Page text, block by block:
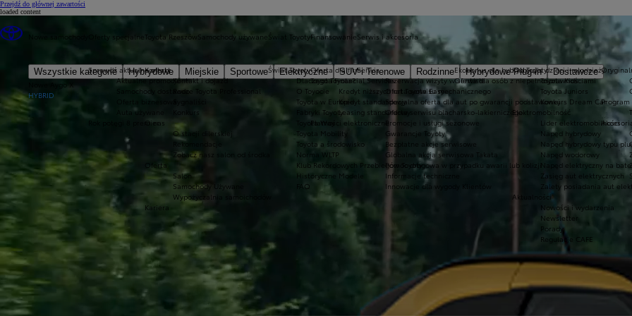
Przejdź do głównej zawartości
Nowe samochody
Wszystkie kategorie Hybrydowe Miejskie Sportowe Elektryczne SUV i Terenowe Rodzinne Hybrydowe Plug-in
Dostawcze
Nowe Aygo X
HYBRID
Oferty specjalne
Sprawdź aktualne oferty
Aktualne promocje
Samochody dostawcze Toyota Professional
Oferta biznesowa
Auta używane
Rok potęgi 8 premier
Ekobonus dla hybryd Toyoty
Oferta dla osób z niepełnosprawnościami
Toyota Rzeszów
Kontakt
Kontakt i dojazd
Rodo
O nas
O stacji dilerskiej
Rekomendacje
Zobacz nasz salon od środka
Oferta
Salon
Samochody Używane
Wypożyczalnia samoichodów
Kariera
Samochody używane Świat Toyoty
Świat Toyoty
Dlaczego Toyota?
O Toyocie
Toyota w Europie
Fabryki Toyoty
Toyota Way
Toyota Mobility
Toyota a środowisko
Norma WLTP
Klub Rekordowych Przebiegów Toyoty
Historyczne Modele
FAQ
Kluby dla dzieci i młodzieży
Toyota Kids
Toyota Juniors
Konkurs Dream Car
Elektromobilność
Lider elektromobilności
Napęd hybrydowy
Napęd hybrydowy typu
Napęd wodorowy
Napęd elektryczny na
Zasięg aut elektrycznych
Zalety posiadania aut
Aktualności
Nowości i wydarzenia
Newsletter
Porady
Regulacje CAFE
Finansowanie
Oferta dla firm
Toyota Financial Services
Kredyt niższych rat Toyota Easy
Kredyt standardowy
Leasing standardowy
Płatności elektroniczne
Serwis i akcesoria
Serwis
Rezerwacja wizyty w serwisie
Oferta serwisu mechanicznego
Specjalna oferta dla aut po gwarancji podstawowej
Oferta serwisu blacharsko-lakierniczego
Promocje i usługi sezonowe
Gwarancje Toyoty
Bezpłatne akcje serwisowe
Globalna akcja serwisowa Takata
Pomoc drogowa w przypadku awarii lub kolizji
Informacje techniczne
Innowacje dla wygody Klientów
Program
loaded content